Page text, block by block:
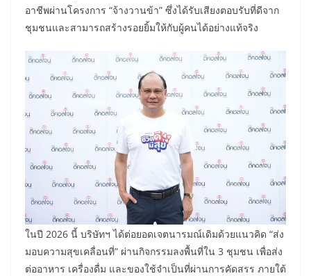
อาชีพผ่านโครงการ “จ้างวานข้า” ซึ่งได้รับเสียงตอบรับที่ดีจาก
ชุมชนและสามารถสร้างรอยยิ้มให้กับผู้คนได้อย่างแท้จริง
ในปี 2026 นี้ บริษัทฯ ได้ต่อยอดเจตนารมณ์เดิมด้วยแนวคิด “ส่ง
มอบความสุขเคลื่อนที่” ผ่านกิจกรรมลงพื้นที่ใน 3 ชุมชน เพื่อส่ง
ต่ออาหาร เครื่องดื่ม และของใช้จำเป็นที่ผ่านการคัดสรร ภายใต้